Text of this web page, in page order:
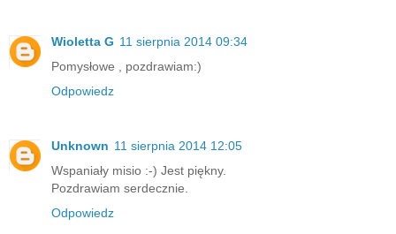
Wioletta G 11 sierpnia 2014 09:34
Pomysłowe , pozdrawiam:)
Odpowiedz
Unknown 11 sierpnia 2014 12:05
Wspaniały misio :-) Jest piękny.
Pozdrawiam serdecznie.
Odpowiedz